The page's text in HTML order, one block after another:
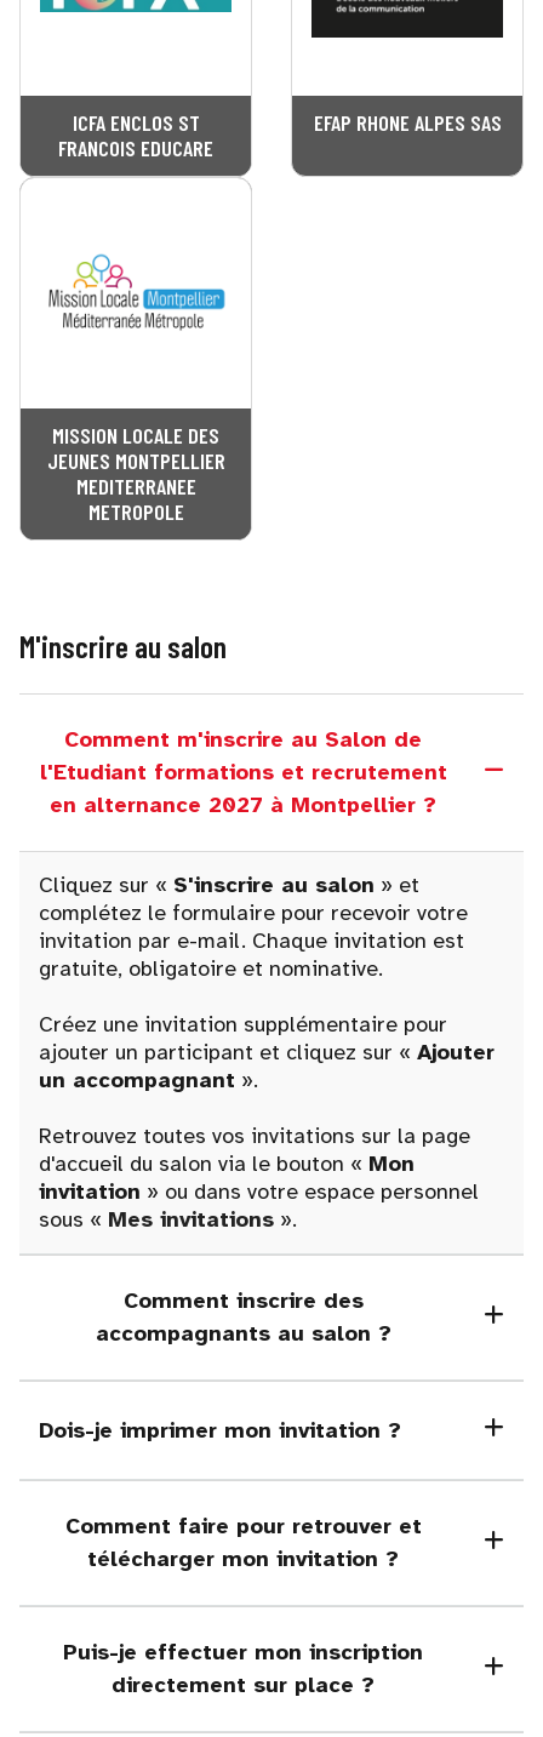
ICFA ENCLOS ST
FRANCOIS EDUCARE
EFAP RHONE ALPES SAS
MISSION LOCALE DES
JEUNES MONTPELLIER
MEDITERRANEE
METROPOLE
M'inscrire au salon
Comment m'inscrire au Salon de
l'Etudiant formations et recrutement
en alternance 2027 à Montpellier ?
Cliquez sur « S'inscrire au salon » et
complétez le formulaire pour recevoir votre
invitation par e-mail. Chaque invitation est
gratuite, obligatoire et nominative.
Créez une invitation supplémentaire pour
ajouter un participant et cliquez sur « Ajouter
un accompagnant ».
Retrouvez toutes vos invitations sur la page
d'accueil du salon via le bouton « Mon
invitation » ou dans votre espace personnel
sous « Mes invitations ».
Comment inscrire des
accompagnants au salon ?
Dois-je imprimer mon invitation ?
Comment faire pour retrouver et
télécharger mon invitation ?
Puis-je effectuer mon inscription
directement sur place ?